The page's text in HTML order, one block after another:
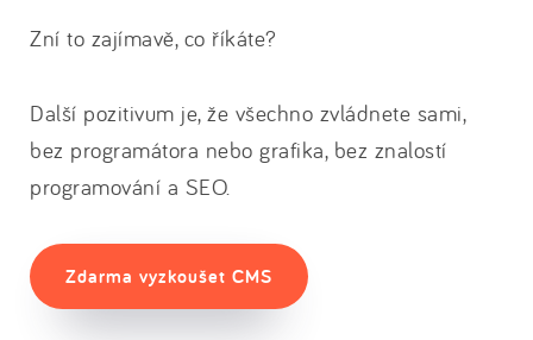
Zní to zajímavě, co říkáte?
Další pozitivum je, že všechno zvládnete sami,
bez programátora nebo grafika, bez znalostí
programování a SEO.
Zdarma vyzkoušet CMS